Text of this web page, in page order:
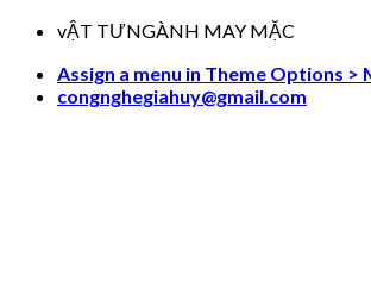
Skip
content
vẬT TƯNGÀNH MAY MẶC
Assign a menu in Theme Options >
congnghegiahuy@gmail.com